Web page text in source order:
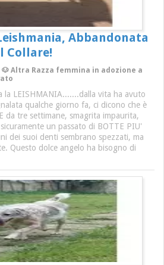
Abbandonata
Collare!
🐶 Altra Razza femmina in adozione a
la LEISHMANIA.......dalla vita ha avuto
qualche giorno fa, ci dicono che è
da tre settimane, smagrita impaurita,
un passato di BOTTE PIU'
dei suoi denti sembrano spezzati, ma
Questo dolce angelo ha bisogno di